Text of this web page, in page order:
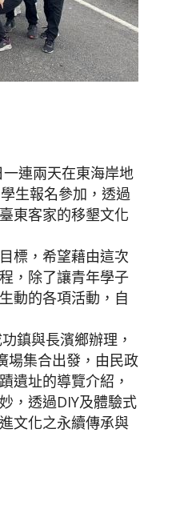
聞
連兩天在東海岸地
生報名參加，透過
東客家的移墾文化
標，希望藉由這次
，除了讓青年學子
動的各項活動，自
鎮與長濱鄉辦理，
場集合出發，由民政
遺址的導覽介紹，
，透過DIY及體驗式
文化之永續傳承與